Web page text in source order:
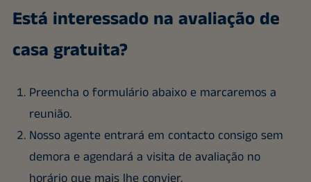
Está interessado na avaliação de
casa gratuita?
Preencha o formulário abaixo e marcaremos a
reunião.
Nosso agente entrará em contacto consigo sem
demora e agendará a visita de avaliação no